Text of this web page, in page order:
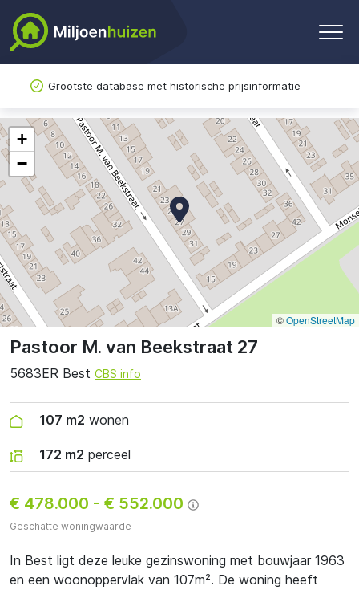
Grootste database met historische prijsinformatie
Pastoor M. van Beekstraat 27
5683ER Best CBS info
107 m2 wonen
172 m2 perceel
€ 478.000 - € 552.000
Geschatte woningwaarde
In Best ligt deze leuke gezinswoning met bouwjaar 1963
en een woonoppervlak van 107m². De woning heeft
+
−
©OpenStreetMap